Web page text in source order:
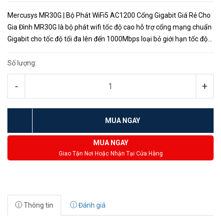
Mercusys MR30G | Bộ Phát WiFi5 AC1200 Cổng Gigabit Giá Rẻ Cho
Gia Đình MR30G là bộ phát wifi tốc độ cao hỗ trợ cổng mạng chuẩn
Gigabit cho tốc độ tối đa lên đến 1000Mbps loại bỏ giới hạn tốc độ
Số lượng:
- +
MUA NGAY
MUA NGAY
Giao Tận Nơi Hoặc Nhận Tại Cửa Hàng
Thông tin Đánh giá